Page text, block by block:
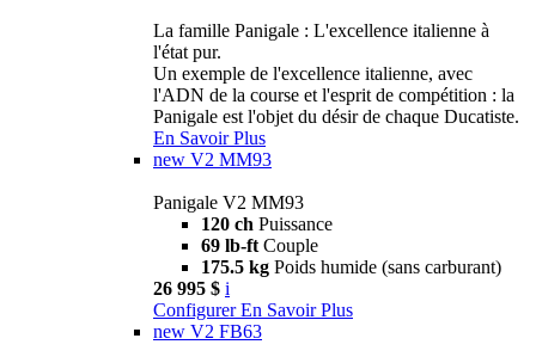
La famille Panigale : L'excellence italienne à
l'état pur.
Un exemple de l'excellence italienne, avec
l'ADN de la course et l'esprit de compétition : la
Panigale est l'objet du désir de chaque Ducatiste.
En Savoir Plus
new V2 MM93
Panigale V2 MM93
120 ch Puissance
69 lb-ft Couple
175.5 kg Poids humide (sans carburant)
26 995 $ i
Configurer En Savoir Plus
new V2 FB63